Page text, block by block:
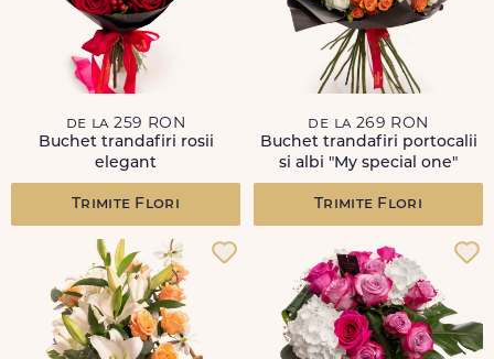
de la 259 RON
Buchet trandafiri rosii
elegant
Trimite Flori
de la 269 RON
Buchet trandafiri portocalii
si albi "My special one"
Trimite Flori